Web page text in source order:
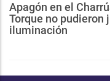
Apagón en el
Torque no pudieron
iluminación